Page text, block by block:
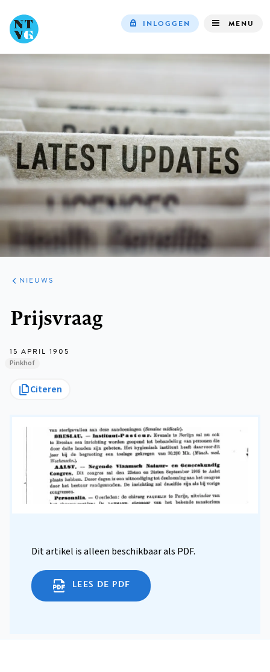
navigation
INLOGGEN MENU
ARTIKELEN
HET
KORT
NIEUWS
Prijsvraag
15 APRIL 1905
Pinkhof
Citeren
Dit artikel is alleen beschikbaar als PDF.
LEES DE PDF